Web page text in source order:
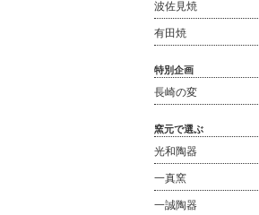
波佐見焼
有田焼
特別企画
長崎の変
窯元で選ぶ
光和陶器
一真窯
一誠陶器